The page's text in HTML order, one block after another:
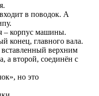
в поводок. А
– корпус машины.
конец, главного вала.
верхним
а второй, соединён с
но это